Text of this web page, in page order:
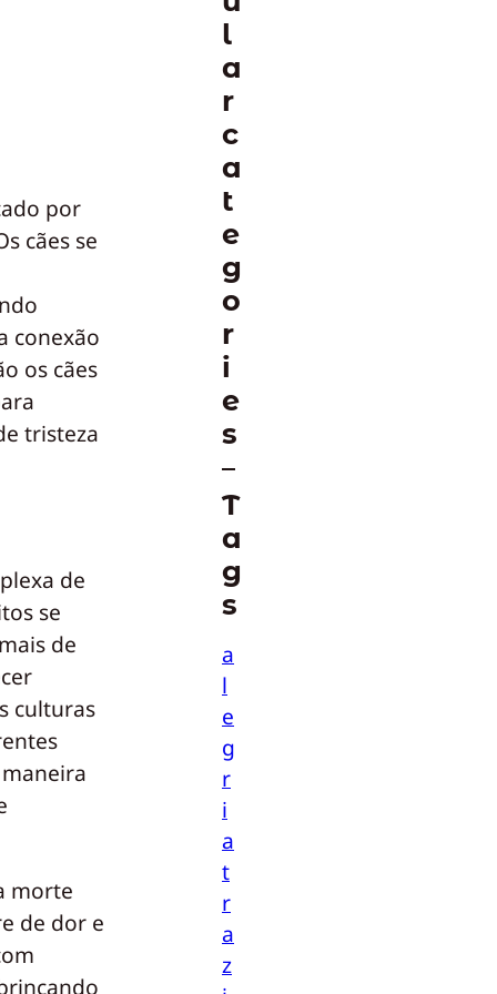
por
cães se
conexão
os cães
tristeza
de
se
de
culturas
morte
de dor e
l
a
r
c
a
t
e
g
o
r
i
e
s
T
a
g
s
a
l
e
g
r
i
a
t
r
a
z